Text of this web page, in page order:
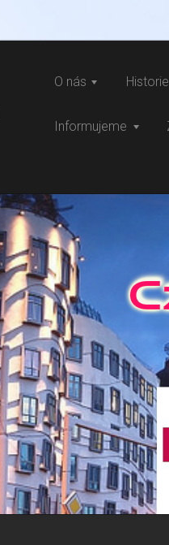
O nás Historie
Informujeme